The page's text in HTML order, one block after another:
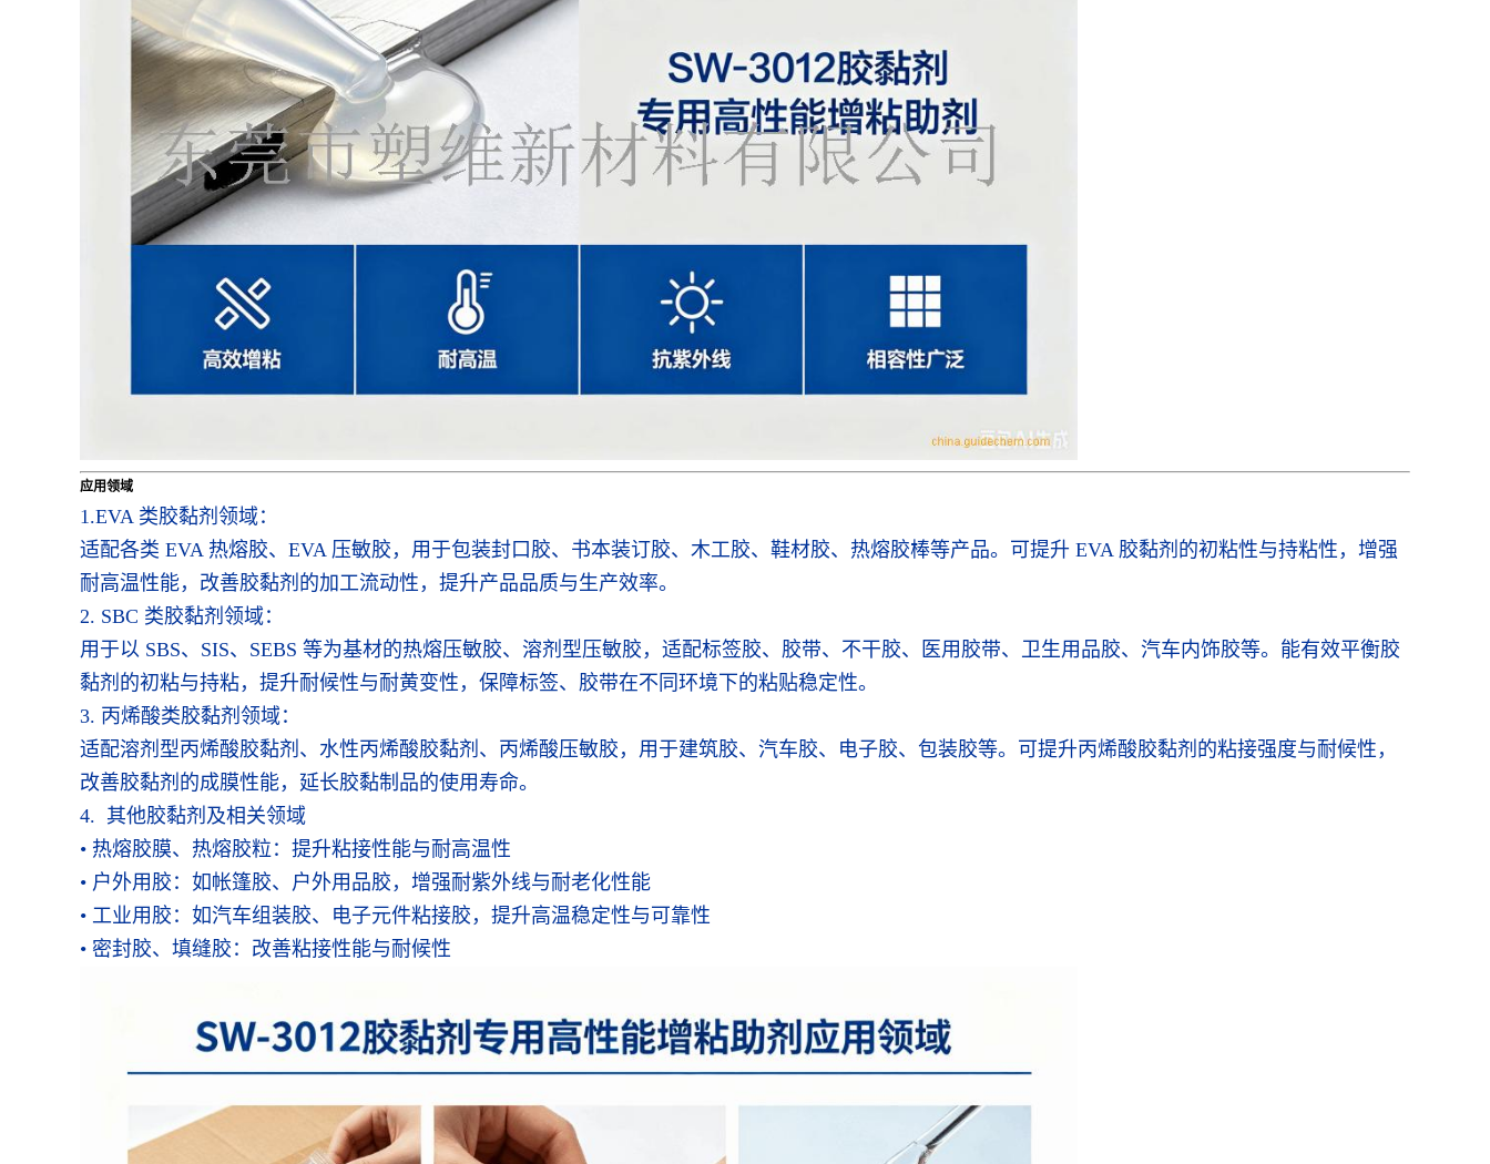
应用领域
1.EVA 类胶黏剂领域：
适配各类 EVA 热熔胶、EVA 压敏胶，用于包装封口胶、书本装订胶、木工胶、鞋材胶、热熔胶棒等产品。可提升 EVA 胶黏剂的初粘性与持粘性，增强
耐高温性能，改善胶黏剂的加工流动性，提升产品品质与生产效率。
2. SBC 类胶黏剂领域：
用于以 SBS、SIS、SEBS 等为基材的热熔压敏胶、溶剂型压敏胶，适配标签胶、胶带、不干胶、医用胶带、卫生用品胶、汽车内饰胶等。能有效平衡胶
黏剂的初粘与持粘，提升耐候性与耐黄变性，保障标签、胶带在不同环境下的粘贴稳定性。
3. 丙烯酸类胶黏剂领域：
适配溶剂型丙烯酸胶黏剂、水性丙烯酸胶黏剂、丙烯酸压敏胶，用于建筑胶、汽车胶、电子胶、包装胶等。可提升丙烯酸胶黏剂的粘接强度与耐候性，
改善胶黏剂的成膜性能，延长胶黏制品的使用寿命。
4. 其他胶黏剂及相关领域
• 热熔胶膜、热熔胶粒：提升粘接性能与耐高温性
• 户外用胶：如帐篷胶、户外用品胶，增强耐紫外线与耐老化性能
• 工业用胶：如汽车组装胶、电子元件粘接胶，提升高温稳定性与可靠性
• 密封胶、填缝胶：改善粘接性能与耐候性